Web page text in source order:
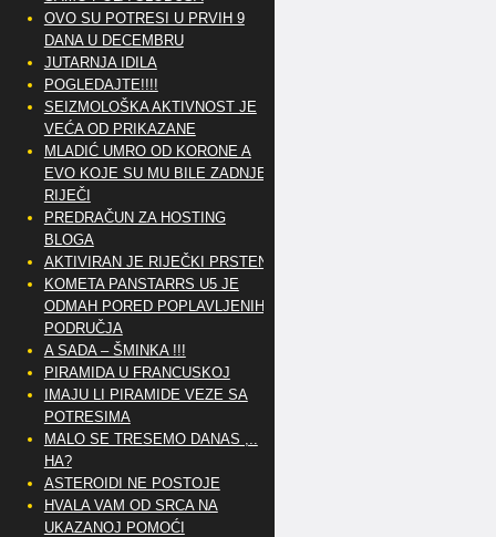
OVO SU POTRESI U PRVIH 9
DANA U DECEMBRU
JUTARNJA IDILA
POGLEDAJTE!!!!
SEIZMOLOŠKA AKTIVNOST JE
VEĆA OD PRIKAZANE
MLADIĆ UMRO OD KORONE A
EVO KOJE SU MU BILE ZADNJE
RIJEČI
PREDRAČUN ZA HOSTING
BLOGA
AKTIVIRAN JE RIJEČKI PRSTEN
KOMETA PANSTARRS U5 JE
ODMAH PORED POPLAVLJENIH
PODRUČJA
A SADA – ŠMINKA !!!
PIRAMIDA U FRANCUSKOJ
IMAJU LI PIRAMIDE VEZE SA
POTRESIMA
MALO SE TRESEMO DANAS ,..
HA?
ASTEROIDI NE POSTOJE
HVALA VAM OD SRCA NA
UKAZANOJ POMOĆI